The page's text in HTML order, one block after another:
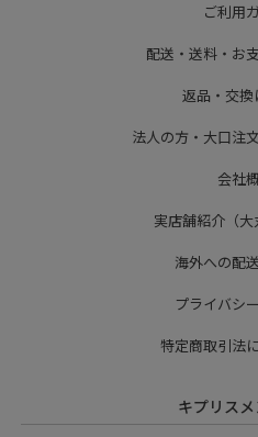
ご利用
配送・送料・お
返品・交換
法人の方・大口注
会社
実店舗紹介（大
海外への配
プライバシ
特定商取引法
キプリス